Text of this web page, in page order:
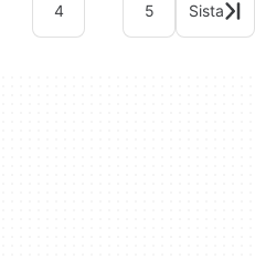
4 5 Sista